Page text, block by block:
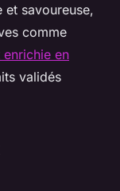
et savoureuse,
comme
en
validés